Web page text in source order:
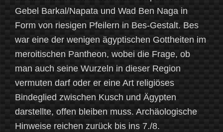
Gebel Barkal/Napata und Wad Ben Naga in
Form von riesigen Pfeilern in Bes-Gestalt. Bes
war eine der wenigen ägyptischen Gottheiten im
meroitischen Pantheon, wobei die Frage, ob
man auch seine Wurzeln in dieser Region
vermuten darf oder er eine Art religiöses
Bindeglied zwischen Kusch und Ägypten
darstellte, offen bleiben muss. Archäologische
Hinweise reichen zurück bis ins 7./8.